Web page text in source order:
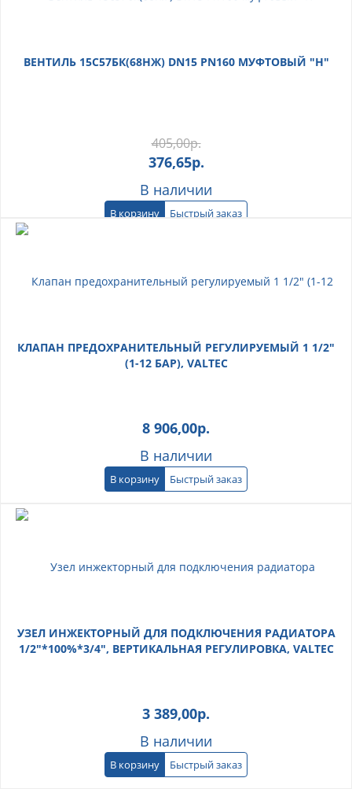
ВЕНТИЛЬ 15С57БК(68НЖ) DN15 PN160 МУФТОВЫЙ "Н"
405,00р.
376,65р.
В наличии
В корзину Быстрый заказ
КЛАПАН ПРЕДОХРАНИТЕЛЬНЫЙ РЕГУЛИРУЕМЫЙ 1 1/2"
(1-12 БАР), VALTEC
8 906,00р.
В наличии
В корзину Быстрый заказ
УЗЕЛ ИНЖЕКТОРНЫЙ ДЛЯ ПОДКЛЮЧЕНИЯ РАДИАТОРА
1/2"*100%*3/4", ВЕРТИКАЛЬНАЯ РЕГУЛИРОВКА, VALTEC
3 389,00р.
В наличии
В корзину Быстрый заказ